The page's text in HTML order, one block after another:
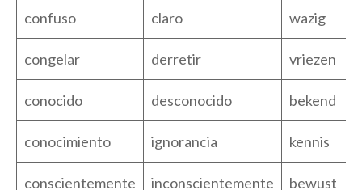
confuso claro wazig
congelar derretir vriezen
conocido desconocido bekend
conocimiento ignorancia kennis
conscientemente inconscientemente bewust